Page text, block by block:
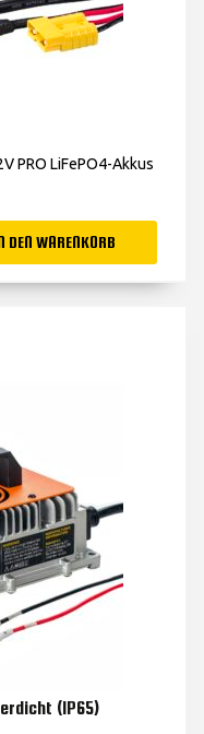
PRO LiFePO4-Akkus
DEN WARENKORB
(IP65)